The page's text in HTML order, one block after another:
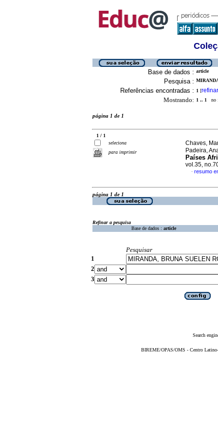
Base de dados : article
Pesquisa :
Referências encontradas : 1 [refinar
Mostrando: 1 .. 1 no
página 1 de 1
1 / 1
seleciona
para imprimir
Chaves,
Padeira,
Países
vol.35,
· resumo
página 1 de 1
Refinar a pesquisa
Base de dados : article
Pesquisar
1
2
3
Search
BIREME/OPAS/OMS - Centro Latino-